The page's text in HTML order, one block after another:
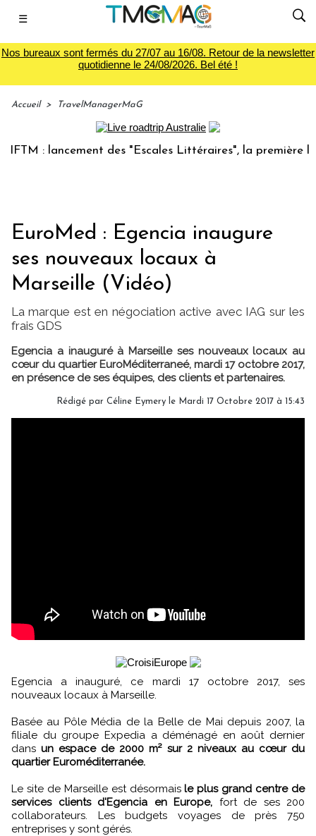
☰
Nos bureaux sont fermés du 27/07 au 16/08. Retour de la newsletter
quotidienne le 24/08/2026. Bel été !
Accueil > TravelManagerMaG
: lancement des "Escales Littéraires", la première
EuroMed : Egencia inaugure
ses nouveaux locaux à
Marseille (Vidéo)
La marque est en négociation active avec IAG sur les
frais GDS
Egencia a inauguré à Marseille ses nouveaux locaux au
cœur du quartier EuroMéditerraneé, mardi 17 octobre 2017,
en présence de ses équipes, des clients et partenaires.
Rédigé par Céline Eymery le Mardi 17 Octobre 2017 à 15:43
Egencia a inauguré, ce mardi 17 octobre 2017, ses
nouveaux locaux à Marseille.
Basée au Pôle Média de la Belle de Mai depuis 2007, la
filiale du groupe Expedia a déménagé en août dernier
dansun espace de 2000 m² sur 2 niveaux au cœur du
quartier Euroméditerranée.
Le site de Marseille est désormais le plus grand centre de
services clients d'Egencia en Europe, fort de ses 200
collaborateurs. Les budgets voyages de près 750
entreprises y sont gérés.